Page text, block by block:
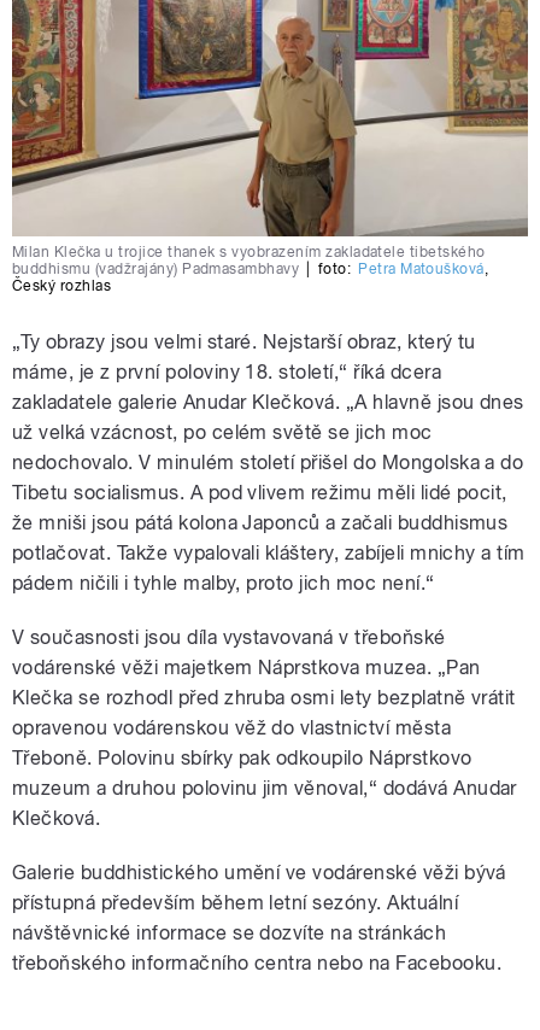
Milan Klečka u trojice thanek s vyobrazením zakladatele tibetského
buddhismu (vadžrajány) Padmasambhavy
foto: Petra Matoušková,
Český rozhlas
„Ty obrazy jsou velmi staré. Nejstarší obraz, který tu
máme, je z první poloviny 18. století,“ říká dcera
zakladatele galerie Anudar Klečková. „A hlavně jsou dnes
už velká vzácnost, po celém světě se jich moc
nedochovalo. V minulém století přišel do Mongolska a do
Tibetu socialismus. A pod vlivem režimu měli lidé pocit,
že mniši jsou pátá kolona Japonců a začali buddhismus
potlačovat. Takže vypalovali kláštery, zabíjeli mnichy a tím
pádem ničili i tyhle malby, proto jich moc není.“
V současnosti jsou díla vystavovaná v třeboňské
vodárenské věži majetkem Náprstkova muzea. „Pan
Klečka se rozhodl před zhruba osmi lety bezplatně vrátit
opravenou vodárenskou věž do vlastnictví města
Třeboně. Polovinu sbírky pak odkoupilo Náprstkovo
muzeum a druhou polovinu jim věnoval,“ dodává Anudar
Klečková.
Galerie buddhistického umění ve vodárenské věži bývá
přístupná především během letní sezóny. Aktuální
návštěvnické informace se dozvíte na stránkách
třeboňského informačního centra nebo na Facebooku.